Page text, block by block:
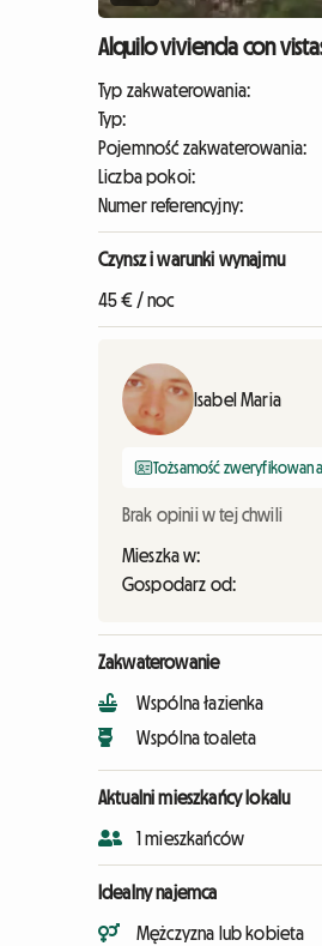
Alquilo vivienda con
Typ zakwaterowania:
Typ:
Pojemność zakwaterowania:
Liczba pokoi:
Numer referencyjny:
Czynsz i warunki wynajmu
45 € / noc
Isabel Maria
Tożsamość zweryfikowana
Brak opinii w tej chwili
Mieszka w:
Gospodarz od:
Zakwaterowanie
Wspólna łazienka
Wspólna toaleta
Aktualni mieszkańcy lokalu
1 mieszkańców
Idealny najemca
Mężczyzna lub kobieta